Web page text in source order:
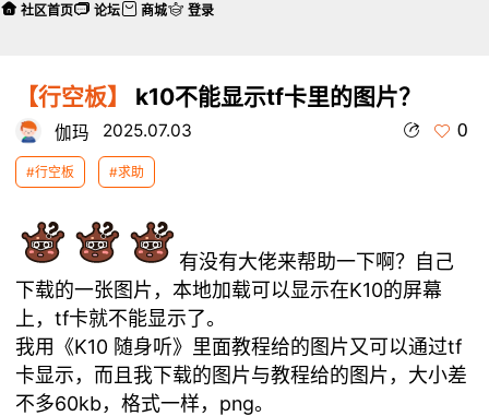
【行空板】 k10不能显示tf卡里的图片？
伽玛 2025.07.03 0
#行空板 #求助
有没有大佬来帮助一下啊？自己
下载的一张图片，本地加载可以显示在K10的屏幕
上，tf卡就不能显示了。
我用《K10 随身听》里面教程给的图片又可以通过tf
卡显示，而且我下载的图片与教程给的图片，大小差
不多60kb，格式一样，png。
社区首页 论坛 商城 登录